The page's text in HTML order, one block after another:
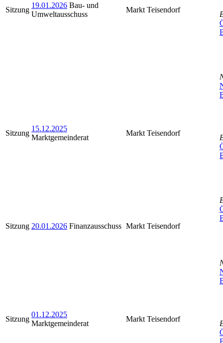
Sitzung
19.01.2026 Bau- und
Umweltausschuss
Markt Teisendorf
Sitzung
15.12.2025
Marktgemeinderat
Markt Teisendorf
Sitzung 20.01.2026 Finanzausschuss Markt Teisendorf
Sitzung
01.12.2025
Marktgemeinderat
Markt Teisendorf